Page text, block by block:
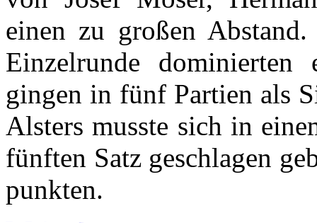
einen zu großen
Einzelrunde dominierten
gingen in fünf Partien als
Alsters musste sich in
fünften Satz geschlagen
punkten.